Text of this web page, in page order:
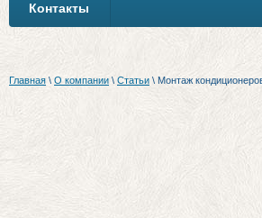
Контакты
Главная \ О компании \ Статьи \ Монтаж